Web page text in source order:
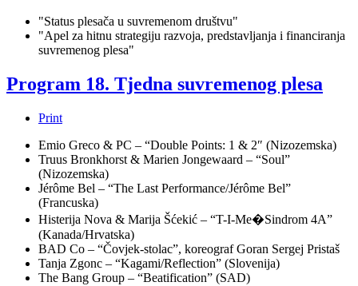
"Status plesača u suvremenom društvu"
"Apel za hitnu strategiju razvoja, predstavljanja i financiranja
suvremenog plesa"
Program 18. Tjedna suvremenog plesa
Print
Emio Greco & PC – “Double Points: 1 & 2″ (Nizozemska)
Truus Bronkhorst & Marien Jongewaard – “Soul”
(Nizozemska)
Jérôme Bel – “The Last Performance/Jérôme Bel”
(Francuska)
Histerija Nova & Marija Šćekić – “T-I-Me�Sindrom 4A”
(Kanada/Hrvatska)
BAD Co – “Čovjek-stolac”, koreograf Goran Sergej Pristaš
Tanja Zgonc – “Kagami/Reflection” (Slovenija)
The Bang Group – “Beatification” (SAD)